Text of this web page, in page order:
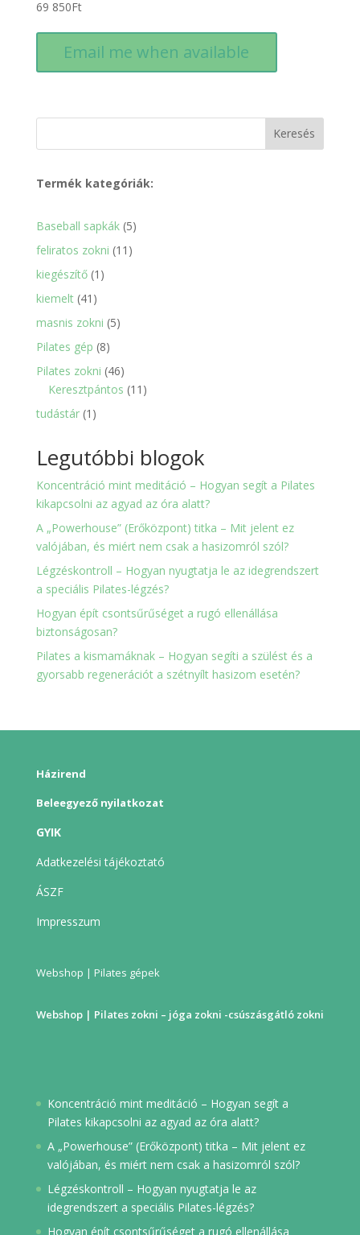
69 850Ft
Email me when available
Keresés
Termék kategóriák:
Baseball sapkák 55
feliratos zokni 11 11
kiegészítő 1 1
kiemelt 41 41
termék
masnis zokni 55
Pilates gép 88
termék
Pilates zokni 4646
termék
Keresztpántos 11 11
tudástár 1 1
Legutóbbi blogok
Koncentráció mint meditáció – Hogyan segít a Pilates
kikapcsolni az agyad az óra alatt?
A „Powerhouse” (Erőközpont) titka – Mit jelent ez
valójában, és miért nem csak a hasizomról szól?
Légzéskontroll – Hogyan nyugtatja le az idegrendszert
a speciális Pilates-légzés?
Hogyan épít csontsűrűséget a rugó ellenállása
biztonságosan?
Pilates a kismamáknak – Hogyan segíti a szülést és a
gyorsabb regenerációt a szétnyílt hasizom esetén?
Házirend
Beleegyező nyilatkozat
GYIK
Adatkezelési tájékoztató
ÁSZF
Impresszum
Webshop | Pilates gépek
Webshop | Pilates zokni – jóga zokni -csúszásgátló zokni
Koncentráció mint meditáció – Hogyan segít a
Pilates kikapcsolni az agyad az óra alatt?
A „Powerhouse” (Erőközpont) titka – Mit jelent ez
valójában, és miért nem csak a hasizomról szól?
Légzéskontroll – Hogyan nyugtatja le az
idegrendszert a speciális Pilates-légzés?
Hogyan épít csontsűrűséget a rugó ellenállása